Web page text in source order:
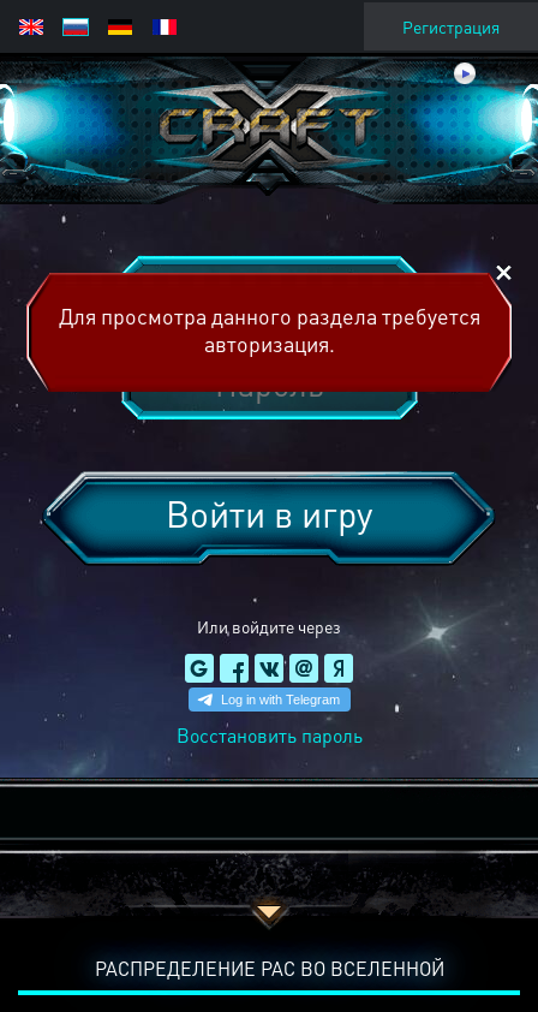
Регистрация
Или войдите через
Войти в игру
Восстановить пароль
Для просмотра данного раздела требуется
авторизация.
РАСПРЕДЕЛЕНИЕ РАС ВО ВСЕЛЕННОЙ